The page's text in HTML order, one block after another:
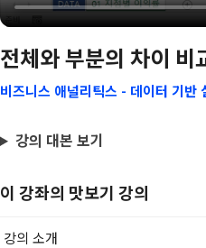
전체와 부분의 차이 비
비즈니스 애널리틱스 - 데이터 기반
강의 대본 보기
이 강좌의 맛보기 강의
강의 소개